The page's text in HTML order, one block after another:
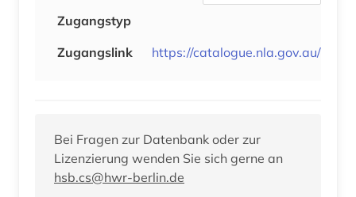
Zugangstyp
Zugangslink
https://catalogue.nla.gov.au/
Bei Fragen zur Datenbank oder zur
Lizenzierung wenden Sie sich gerne an
hsb.cs@hwr-berlin.de